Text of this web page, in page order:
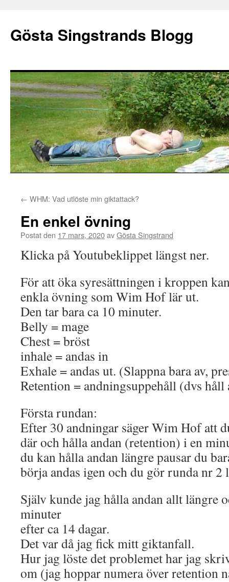
Gösta Singstrands Blogg
till
innehåll
← WHM: Vad utlöste min giktattack?
En enkel övning
Postat den 17 mars, 2020avGösta Singstrand
Klicka på Youtubeklippet längst ner.
För att öka syresättningen i kroppen
enkla övning som Wim Hof lär ut.
Den tar bara ca 10 minuter.
Belly = mage
Chest = bröst
inhale = andas in
Exhale = andas ut. (Slappna bara av,
Retention = andningsuppehåll (dvs håll
Första rundan:
Efter 30 andningar säger Wim Hof att
där och hålla andan (retention) i en
du kan hålla andan längre pausar du
börja andas igen och du gör runda nr 2
Själv kunde jag hålla andan allt längre
minuter
efter ca 14 dagar.
Det var då jag fick mitt giktanfall.
Hur jag löste det problemet har jag
om (jag hoppar numera över retention